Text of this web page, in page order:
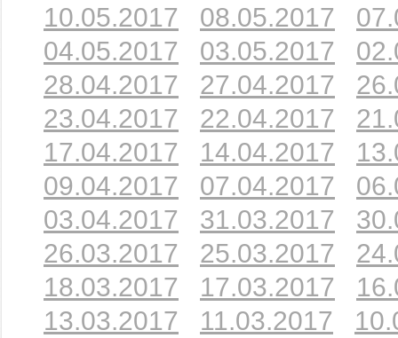
10.05.2017
08.05.2017
04.05.2017
03.05.2017
28.04.2017
27.04.2017
23.04.2017
22.04.2017
17.04.2017
14.04.2017
09.04.2017
07.04.2017
03.04.2017
31.03.2017
26.03.2017
25.03.2017
18.03.2017
17.03.2017
13.03.2017
11.03.2017